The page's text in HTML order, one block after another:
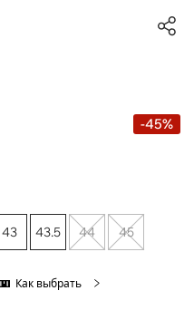
-45%
43 43.5 44 45
Как выбрать